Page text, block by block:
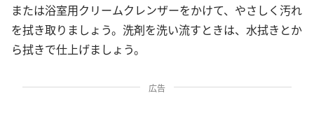
または浴室用クリームクレンザーをかけて、やさしく汚れ
を拭き取りましょう。洗剤を洗い流すときは、水拭きとか
ら拭きで仕上げましょう。
広告